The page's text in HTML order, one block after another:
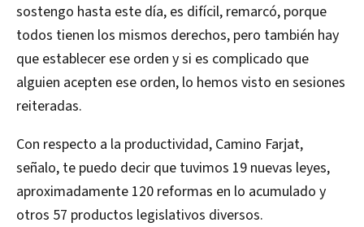
sostengo hasta este día, es difícil, remarcó, porque
todos tienen los mismos derechos, pero también hay
que establecer ese orden y si es complicado que
alguien acepten ese orden, lo hemos visto en sesiones
reiteradas.
Con respecto a la productividad, Camino Farjat,
señalo, te puedo decir que tuvimos 19 nuevas leyes,
aproximadamente 120 reformas en lo acumulado y
otros 57 productos legislativos diversos.